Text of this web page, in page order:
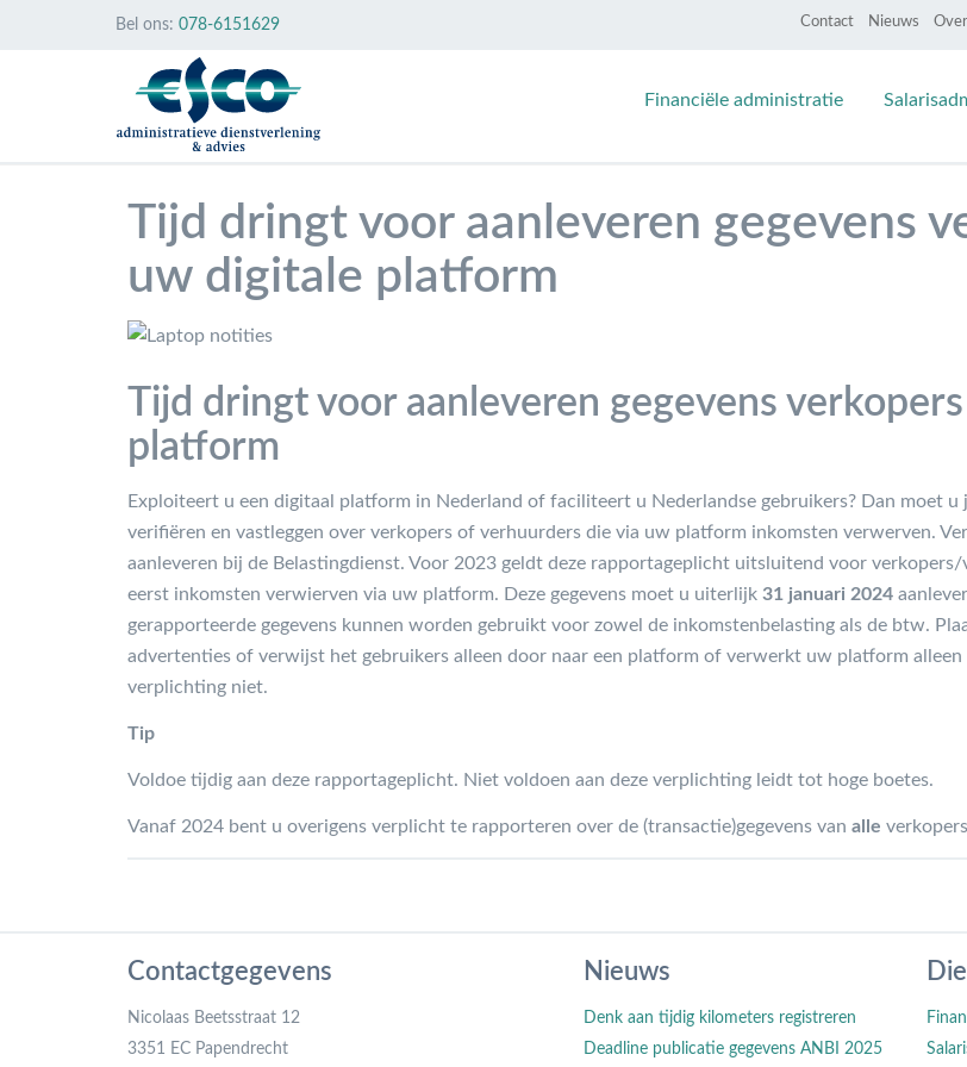
Contact Nieuws
Bel ons: 078-6151629
Financiële administratie
Tijd dringt voor aanleveren gegevens
uw digitale platform
Tijd dringt voor aanleveren gegevens
platform
Exploiteert u een digitaal platform in Nederland of faciliteert u Nederlandse gebruikers? Dan moet
verifiëren en vastleggen over verkopers of verhuurders die via uw platform inkomsten verwerven.
aanleveren bij de Belastingdienst. Voor 2023 geldt deze rapportageplicht uitsluitend voor
eerst inkomsten verwierven via uw platform. Deze gegevens moet u uiterlijk 31 januari 2024
gerapporteerde gegevens kunnen worden gebruikt voor zowel de inkomstenbelasting als de btw.
advertenties of verwijst het gebruikers alleen door naar een platform of verwerkt uw platform alleen
verplichting niet.
Tip
Voldoe tijdig aan deze rapportageplicht. Niet voldoen aan deze verplichting leidt tot hoge boetes.
Vanaf 2024 bent u overigens verplicht te rapporteren over de (transactie)gegevens van alle
Contactgegevens
Nicolaas Beetsstraat 12
3351 EC Papendrecht
Nieuws
Denk aan tijdig kilometers registreren
Deadline publicatie gegevens ANBI 2025